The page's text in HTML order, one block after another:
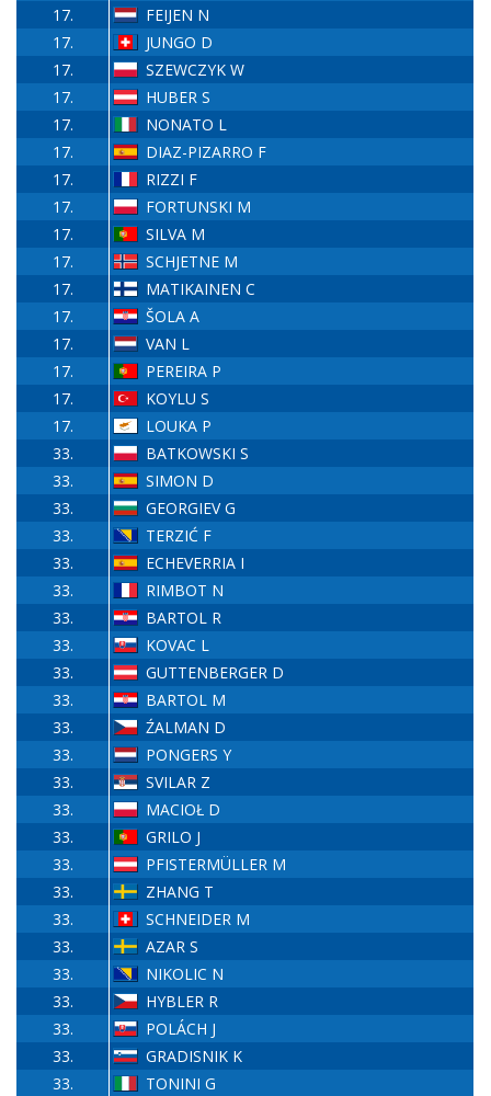
17.
FEIJEN N
17.
JUNGO D
17.
SZEWCZYK W
17.
HUBER S
17.
NONATO L
17.
DIAZ-PIZARRO F
17.
RIZZI F
17.
FORTUNSKI M
17.
SILVA M
17.
SCHJETNE M
17.
MATIKAINEN C
17.
ŠOLA A
17.
VAN L
17.
PEREIRA P
17.
KOYLU S
17.
LOUKA P
33.
BATKOWSKI S
33.
SIMON D
33.
GEORGIEV G
33.
TERZIĆ F
33.
ECHEVERRIA I
33.
RIMBOT N
33.
BARTOL R
33.
KOVAC L
33.
GUTTENBERGER D
33.
BARTOL M
33.
ŹALMAN D
33.
PONGERS Y
33.
SVILAR Z
33.
MACIOŁ D
33.
GRILO J
33.
PFISTERMÜLLER M
33.
ZHANG T
33.
SCHNEIDER M
33.
AZAR S
33.
NIKOLIC N
33.
HYBLER R
33.
POLÁCH J
33.
GRADISNIK K
33.
TONINI G